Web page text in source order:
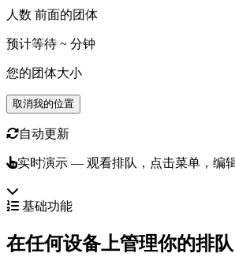
人数 前面的团体
预计等待 ~ 分钟
您的团体大小
取消我的位置
自动更新
实时演示 — 观看排队，点击菜单，编
基础功能
在任何设备上管理你的排队